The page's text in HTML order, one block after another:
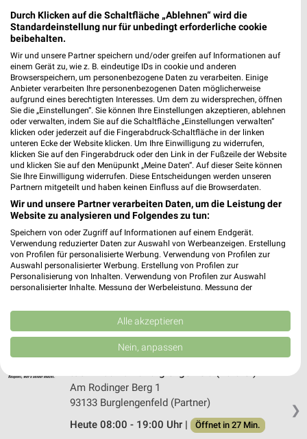
368,17 km
BayWa AG Baustoffe Schwandorf
Max-Planck-Str. 12
92421 Schwandorf
368,63 km
hagebaumarkt Schwandorf
Regensburger Straße 62
92421 Schwandorf
Heute 08:30 - 18:00 Uhr |
367,96 km
Sonderpreis Baumarkt Regenstauf
Straßäcker 1
93128 Regenstauf
Heute 08:00 - 18:00 Uhr | Öffnet in 27 Min.
387,33 km • Angebote: 1 Prospekt
❯
Am Rodinger Berg 1
93133 Burglengenfeld (Partner)
Heute 08:00 - 19:00 Uhr |
Öffnet in 27 Min.
Durch Klicken auf die Schaltfläche „Ablehnen“ wird die
Standardeinstellung nur für unbedingt erforderliche cookie
beibehalten.
Wir und unsere Partner speichern und/oder greifen auf Informationen auf
einem Gerät zu, wie z. B. eindeutige IDs in cookie und anderen
Browserspeichern, um personenbezogene Daten zu verarbeiten. Einige
Anbieter verarbeiten Ihre personenbezogenen Daten möglicherweise
aufgrund eines berechtigten Interesses. Um dem zu widersprechen, öffnen
Sie die „Einstellungen“. Sie können Ihre Einstellungen akzeptieren, ablehnen
oder verwalten, indem Sie auf die Schaltfläche „Einstellungen verwalten“
klicken oder jederzeit auf die Fingerabdruck-Schaltfläche in der linken
unteren Ecke der Website klicken. Um Ihre Einwilligung zu widerrufen,
klicken Sie auf den Fingerabdruck oder den Link in der Fußzeile der Website
und klicken Sie auf den Menüpunkt „Meine Daten“. Auf dieser Seite können
Sie Ihre Einwilligung widerrufen. Diese Entscheidungen werden unseren
Partnern mitgeteilt und haben keinen Einfluss auf die Browserdaten.
Wir und unsere Partner verarbeiten Daten, um die Leistung der
Website zu analysieren und Folgendes zu tun:
Speichern von oder Zugriff auf Informationen auf einem Endgerät.
Verwendung reduzierter Daten zur Auswahl von Werbeanzeigen. Erstellung
von Profilen für personalisierte Werbung. Verwendung von Profilen zur
Auswahl personalisierter Werbung. Erstellung von Profilen zur
Personalisierung von Inhalten. Verwendung von Profilen zur Auswahl
personalisierter Inhalte. Messung der Werbeleistung. Messung der
Kombinationen von Daten aus verschiedenen Quellen. Entwicklung und
Verbesserung der Angebote. Verwendung reduzierter Daten zur Auswahl
von Inhalten.
Daten können außerhalb der Europäischen Union weitergegeben und in die
USA gesendet werden.
Website/App.
Partnerliste anzeigen (1 IAB-Anbieter)
Alle akzeptieren
Nein, anpassen